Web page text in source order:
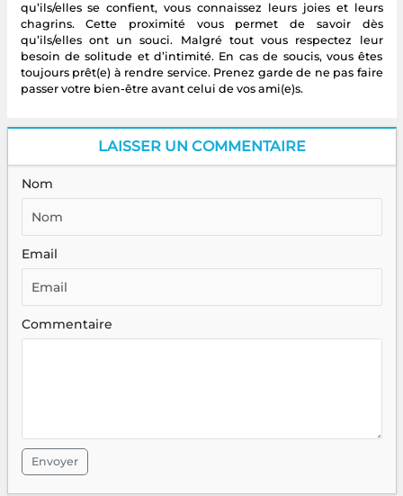
qu’ils/elles se confient, vous connaissez leurs joies et leurs
chagrins. Cette proximité vous permet de savoir dès
qu’ils/elles ont un souci. Malgré tout vous respectez leur
besoin de solitude et d’intimité. En cas de soucis, vous êtes
toujours prêt(e) à rendre service. Prenez garde de ne pas faire
passer votre bien-être avant celui de vos ami(e)s.
LAISSER UN COMMENTAIRE
Nom
Email
Commentaire
Envoyer